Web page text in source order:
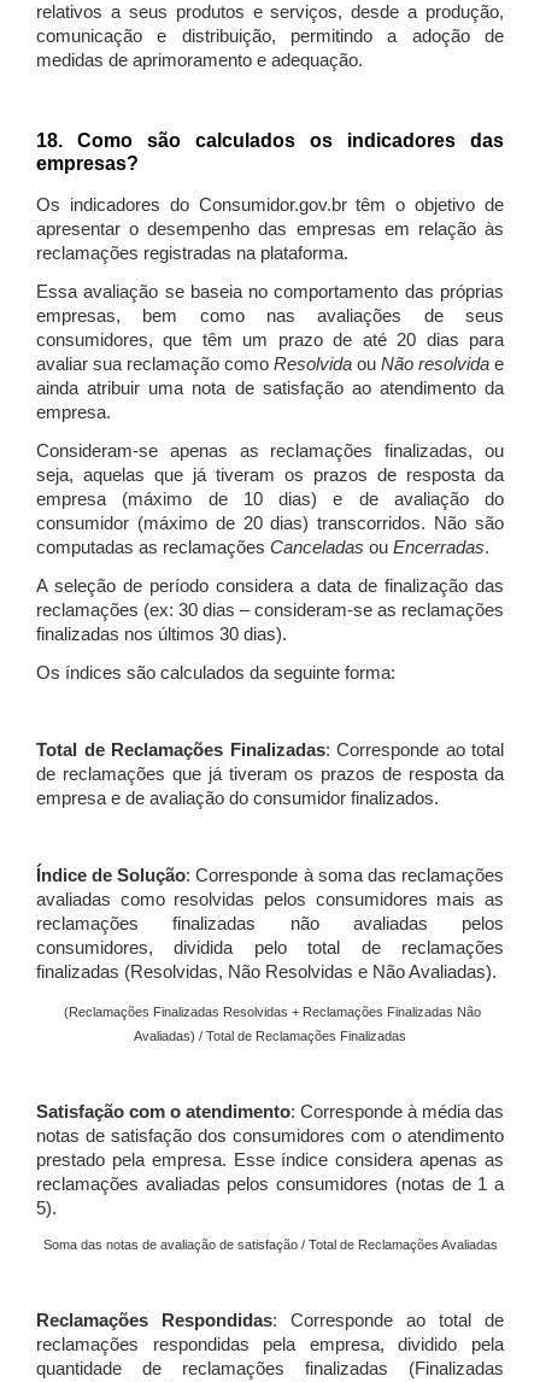
relativos a seus produtos e serviços, desde a produção,
comunicação e distribuição, permitindo a adoção de
medidas de aprimoramento e adequação.
18. Como são calculados os indicadores das
empresas?
Os indicadores do Consumidor.gov.br têm o objetivo de
apresentar o desempenho das empresas em relação às
reclamações registradas na plataforma.
Essa avaliação se baseia no comportamento das próprias
empresas, bem como nas avaliações de seus
consumidores, que têm um prazo de até 20 dias para
avaliar sua reclamação como Resolvida ou Não resolvida e
ainda atribuir uma nota de satisfação ao atendimento da
empresa.
Consideram-se apenas as reclamações finalizadas, ou
seja, aquelas que já tiveram os prazos de resposta da
empresa (máximo de 10 dias) e de avaliação do
consumidor (máximo de 20 dias) transcorridos. Não são
computadas as reclamações Canceladas ou Encerradas.
A seleção de período considera a data de finalização das
reclamações (ex: 30 dias – consideram-se as reclamações
finalizadas nos últimos 30 dias).
Os índices são calculados da seguinte forma:
Total de Reclamações Finalizadas: Corresponde ao total
de reclamações que já tiveram os prazos de resposta da
empresa e de avaliação do consumidor finalizados.
Índice de Solução: Corresponde à soma das reclamações
avaliadas como resolvidas pelos consumidores mais as
reclamações finalizadas não avaliadas pelos
consumidores, dividida pelo total de reclamações
finalizadas (Resolvidas, Não Resolvidas e Não Avaliadas).
(Reclamações Finalizadas Resolvidas + Reclamações Finalizadas Não
Avaliadas) / Total de Reclamações Finalizadas
Satisfação com o atendimento: Corresponde à média das
notas de satisfação dos consumidores com o atendimento
prestado pela empresa. Esse índice considera apenas as
reclamações avaliadas pelos consumidores (notas de 1 a
5).
Soma das notas de avaliação de satisfação / Total de Reclamações Avaliadas
Reclamações Respondidas: Corresponde ao total de
reclamações respondidas pela empresa, dividido pela
quantidade de reclamações finalizadas (Finalizadas